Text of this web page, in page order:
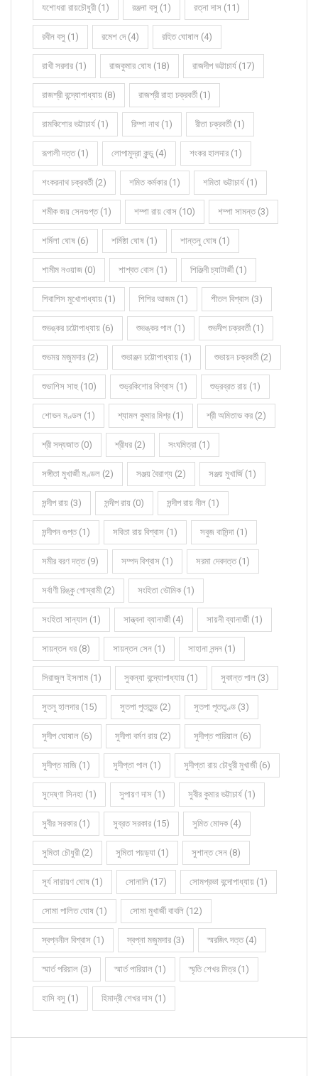
যশোধরা রায়চৌধুরী (1) রঞ্জনা বসু (1) রত্না দাস (11)
রবীন বসু (1) রমেশ দে (4) রহিত ঘোষাল (4)
রাখী সরদার (1) রাজকুমার ঘোষ (18) রাজদীপ ভট্টাচার্য (17)
রাজশ্রী বন্দ্যোপাধ্যায় (8) রাজশ্রী রাহা চক্রবর্তী (1)
রামকিশোর ভট্টাচার্য (1) রিম্পা নাথ (1) রীতা চক্রবর্তী (1)
রূপালী দত্ত (1) লোপামুদ্রা কুন্ডু (4) শংকর হালদার (1)
শংকরনাথ চক্রবর্তী (2) শমিত কর্মকার (1) শমিতা ভট্টাচার্য (1)
শমীক জয় সেনগুপ্ত (1) শম্পা রায় বোস (10) শম্পা সামন্ত (3)
শর্মিলা ঘোষ (6) শর্মিষ্ঠা ঘোষ (1) শান্তনু ঘোষ (1)
শামীম নওয়াজ (0) শাশ্বত বোস (1) শিঞ্জিনী চ্যাটার্জী (1)
শিবাশিস মুখোপাধ্যায় (1) শিশির আজম (1) শীতল বিশ্বাস (3)
শুভঙ্কর চট্টোপাধ্যায় (6) শুভঙ্কর পাল (1) শুভদীপ চক্রবর্তী (1)
শুভময় মজুমদার (2) শুভাঞ্জন চট্টোপাধ্যায় (1) শুভায়ন চক্রবর্তী (2)
শুভাশিস সাহু (10) শুভ্রকিশোর বিশ্বাস (1) শুভ্রব্রত রায় (1)
শোভন মণ্ডল (1) শ্যামল কুমার মিশ্র (1) শ্রী অমিতাভ কর (2)
শ্রী সদ্যজাত (0) শ্রীধর (2) সংঘমিত্রা (1)
সঙ্গীতা মুখার্জী মণ্ডল (2) সঞ্জয় বৈরাগ্য (2) সঞ্জয় মুখার্জি (1)
সন্দীপ রায় (3) সন্দীপ রায় (0) সন্দীপ রায় নীল (1)
সন্দীপন গুপ্ত (1) সবিতা রায় বিশ্বাস (1) সবুজ বাসিন্দা (1)
সমীর বরণ দত্ত (9) সম্পদ বিশ্বাস (1) সরমা দেবদত্ত (1)
সর্বাণী রিঙ্কু গোস্বামী (2) সংহিতা ভৌমিক (1)
সংহিতা সান্যাল (1) সান্ত্বনা ব্যানার্জী (4) সায়নী ব্যানার্জী (1)
সায়ন্তন ধর (8) সায়ন্তন সেন (1) সাহানা নন্দন (1)
সিরাজুল ইসলাম (1) সুকন্যা বন্দ্যোপাধ্যায় (1) সুকান্ত পাল (3)
সুতনু হালদার (15) সুতপা পুততুন্ড (2) সুতপা পূততুণ্ড (3)
সুদীপ ঘোষাল (6) সুদীপা বর্মণ রায় (2) সুদীপ্ত পারিয়াল (6)
সুদীপ্ত মাজি (1) সুদীপ্তা পাল (1) সুদীপ্তা রায় চৌধুরী মুখার্জী (6)
সুদেষ্ণা সিনহা (1) সুপায়ণ দাস (1) সুবীর কুমার ভট্টাচার্য (1)
সুবীর সরকার (1) সুব্রত সরকার (15) সুমিত মোদক (4)
সুমিতা চৌধুরী (2) সুমিতা পয়ড়্যা (1) সুশান্ত সেন (8)
সূর্য নারায়ণ ঘোষ (1) সোনালি (17) সোমপ্রভা বন্দোপাধ্যায় (1)
সোমা পালিত ঘোষ (1) সোমা মুখার্জী বাবলি (12)
স্বপ্ননীল বিশ্বাস (1) স্বপ্না মজুমদার (3) স্মরজিৎ দত্ত (4)
স্মার্ত পরিয়াল (3) স্মার্ত পারিয়াল (1) স্মৃতি শেখর মিত্র (1)
হাসি বসু (1) হিমাদ্রী শেখর দাস (1)